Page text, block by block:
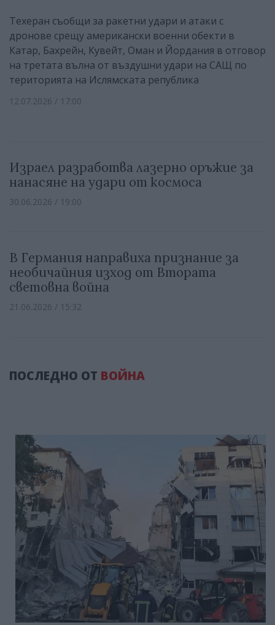
Техеран съобщи за ракетни удари и атаки с
дронове срещу американски военни обекти в
Катар, Бахрейн, Кувейт, Оман и Йордания в отговор
на третата вълна от въздушни удари на САЩ по
територията на Ислямската република
12.07.2026 / 17:00
Израел разработва лазерно оръжие за
нанасяне на удари от космоса
30.06.2026 / 19:00
В Германия направиха признание за
необичайния изход от Втората
световна война
21.06.2026 / 15:32
ПОСЛЕДНО ОТ ВОЙНА